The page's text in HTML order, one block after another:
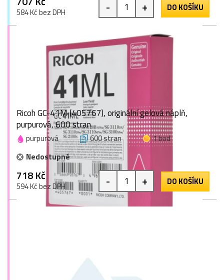
584 Kč bez DPH - + DO KOŠÍKU
Ricoh GC-41M (405767), originální gelová náplň,
purpurová, 600 stran
purpurová 600 stran
1 bod
Nedostupné
718 Kč
594 Kč bez DPH - + DO KOŠÍKU